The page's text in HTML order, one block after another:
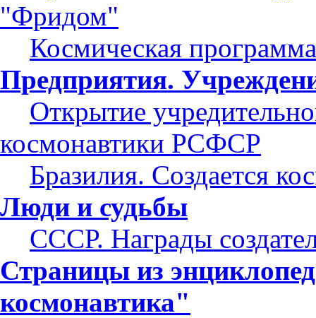
"Фридом"
Космическая
Предприятия.
Открытие
космонавтики РСФСР
Бразилия. Создается
Люди и судьбы
СССР. Награды
Страницы из
космонавтика"